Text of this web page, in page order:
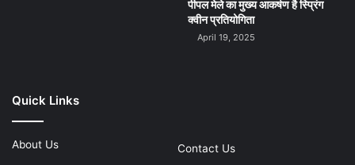
पीपल मेले का मुख्य आकर्षण है स्प्रिंग
क्वीन प्रतियोगिता
April 19, 2025
Quick Links
About Us
Contact Us